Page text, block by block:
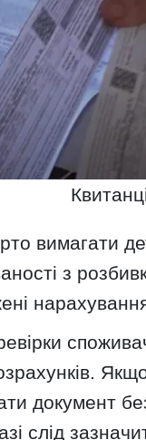
вимагати
з
документ
слід